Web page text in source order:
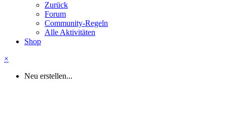
Zurück
Forum
Community-Regeln
Alle Aktivitäten
Shop
×
Neu erstellen...